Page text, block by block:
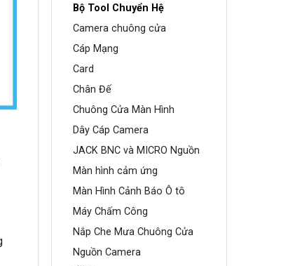
Bộ Tool Chuyển Hệ
Camera chuông cửa
Cáp Mạng
Card
Chân Đế
Chuông Cửa Màn Hình
Dây Cáp Camera
JACK BNC và MICRO Nguồn
Màn hình cảm ứng
Màn Hình Cảnh Báo Ô tô
Máy Chấm Công
Nắp Che Mưa Chuông Cửa
Nguồn Camera